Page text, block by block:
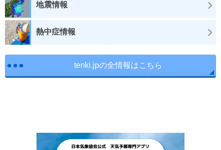
地震情報
熱中症情報
tenki.jpの全情報はこちら